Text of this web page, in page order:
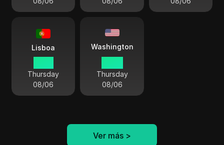
Lisboa
Thursday
08/06
Washington
Thursday
08/06
Ver más >